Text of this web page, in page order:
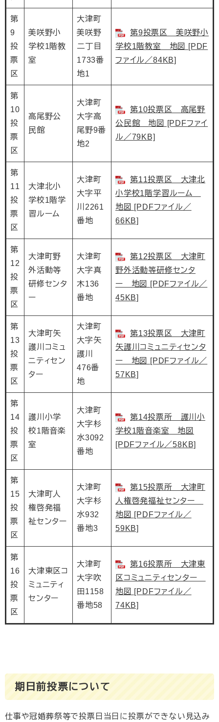
第
9
投
票
区
美咲野小
学校1階教
室
大津町
美咲野
二丁目
1733番
地1
第9投票区 美咲野小
学校1階教室 地図 [PDF
ファイル／84KB]
第
10
投
票
区
高尾野公
民館
大津町
大字高
尾野9番
地2
第10投票区 高尾野
公民館 地図 [PDFファイ
ル／79KB]
第
11
投
票
区
大津北小
学校1階学
習ルーム
大津町
大字平
川2261
番地
第11投票区 大津北
小学校1階学習ルーム
地図 [PDFファイル／
66KB]
第
12
投
票
区
大津町野
外活動等
研修センタ
ー
大津町
大字真
木136
番地
第12投票区 大津町
野外活動等研修センタ
ー 地図 [PDFファイル／
45KB]
第
13
投
票
区
大津町矢
護川コミュ
ニティセン
ター
大津町
大字矢
護川
476番
地
第13投票区 大津町
矢護川コミュニティセンタ
ー 地図 [PDFファイル／
57KB]
第
14
投
票
区
護川小学
校1階音楽
室
大津町
大字杉
水3092
番地
第14投票所 護川小
学校1階音楽室 地図
[PDFファイル／58KB]
第
15
投
票
区
大津町人
権啓発福
祉センター
大津町
大字杉
水932
番地3
第15投票所 大津町
人権啓発福祉センター
地図 [PDFファイル／
59KB]
第
16
投
票
区
大津東区コ
ミュニティ
センター
大津町
大字吹
田1158
番地58
第16投票所 大津東
区コミュニティセンター
地図 [PDFファイル／
74KB]
期日前投票について
仕事や冠婚葬祭等で投票日当日に投票ができない見込み